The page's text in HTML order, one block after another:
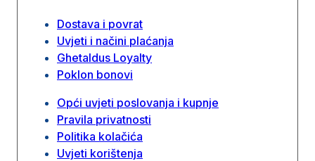
Dostava i povrat
Uvjeti i načini plaćanja
Ghetaldus Loyalty
Poklon bonovi
Opći uvjeti poslovanja i kupnje
Pravila privatnosti
Politika kolačića
Uvjeti korištenja